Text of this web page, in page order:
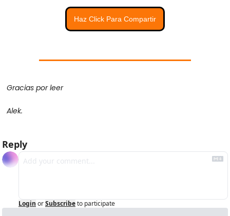
Haz Click Para Compartir
Gracias por leer
Alek.
Reply
Login orSubscribeto participate